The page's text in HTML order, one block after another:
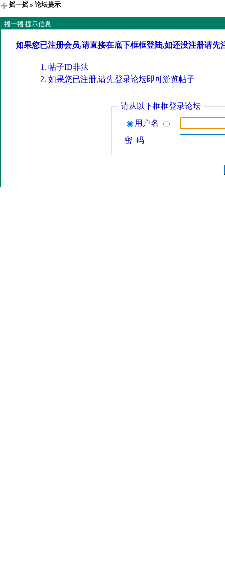
摇一摇» 论坛提示
摇一摇 提示信息
如果您已注册会员,请直接在底下框框登陆,如还没注册请先
帖子ID非法
如果您已注册,请先登录论坛即可游览帖子
请从以下框框登录论坛
用户名
密 码